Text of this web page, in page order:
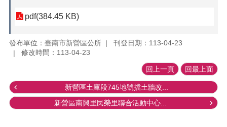
pdf(384.45 KB)
發布單位：臺南市新營區公所
刊登日期：113-04-23
修改時間：113-04-23
回上一頁 回最上面
新營區土庫段745地號擋土牆改...
新營區南興里民榮里聯合活動中心...